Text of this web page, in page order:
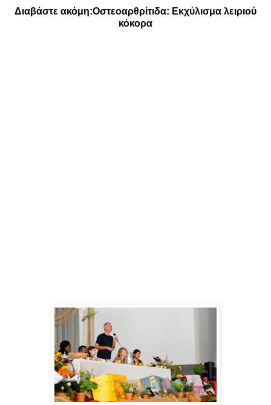
Διαβάστε ακόμη:Οστεοαρθρίτιδα: Εκχύλισμα λειριού
κόκορα